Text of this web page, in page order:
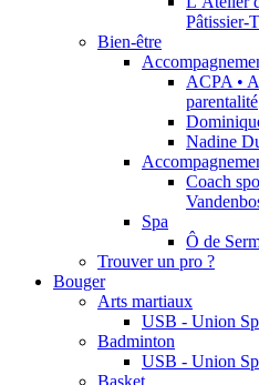
Pâtissier-
Bien-être
ACPA •
parentalité
Nadine
Coach
Spa
Ô de
Trouver un pro ?
Bouger
Arts martiaux
USB - Union
Badminton
USB - Union